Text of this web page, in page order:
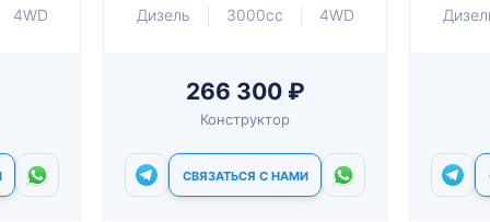
4WD Дизель 3000cc 4WD
266 300 ₽
Конструктор
СВЯЗАТЬСЯ С НАМИ